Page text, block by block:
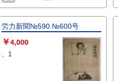
労力新聞№590.№600号
￥4,000
、1